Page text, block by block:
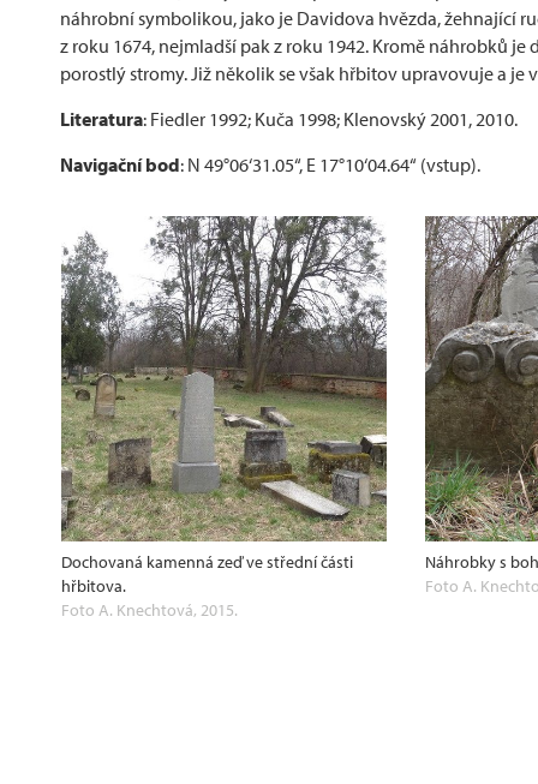
náhrobní symbolikou, jako je Davidova hvězda, žehnající
z roku 1674, nejmladší pak z roku 1942. Kromě náhrobků
porostlý stromy. Již několik se však hřbitov upravovuje a je
Literatura: Fiedler 1992; Kuča 1998; Klenovský 2001, 2010.
Navigační bod: N 49°06‘31.05“, E 17°10‘04.64“ (vstup).
Dochovaná kamenná zeď ve střední části
hřbitova.
Foto A. Knechtová, 2015.
Náhrobky s
Foto A.